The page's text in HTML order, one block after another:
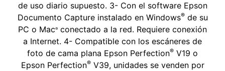
de uso diario supuesto. 3- Con el software Epson
Documento Capture instalado en Windows®de su
PC o Mac® conectado a la red. Requiere conexión
a Internet. 4- Compatible con los escáneres de
foto de cama plana Epson Perfection® V19 o
Epson Perfection®V39, unidades se venden por